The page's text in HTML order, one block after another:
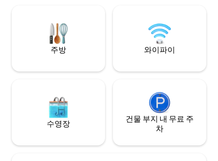
주방 와이파이
수영장
건물 부지 내 무료 주
차